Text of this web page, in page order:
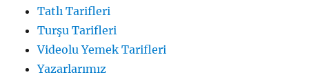
Tatlı Tarifleri
Turşu Tarifleri
Videolu Yemek Tarifleri
Yazarlarımız